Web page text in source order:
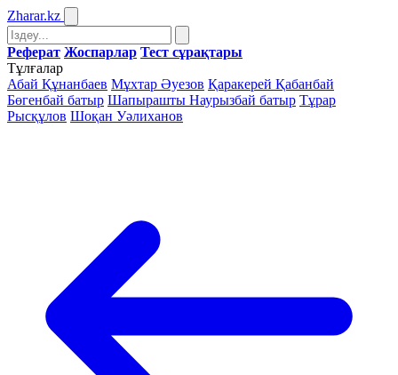
Zharar.kz
Реферат Жоспарлар Тест сұрақтары
Тұлғалар
Абай Құнанбаев Мұхтар Әуезов Қаракерей Қабанбай
Бөгенбай батыр Шапырашты Наурызбай батыр Тұрар
Рысқұлов Шоқан Уәлиханов